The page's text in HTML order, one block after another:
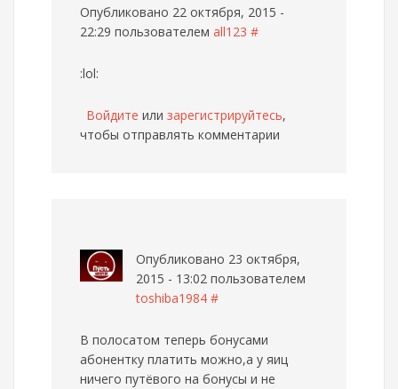
Опубликовано 22 октября, 2015 -
22:29 пользователем all123 #
:lol:
Войдите или зарегистрируйтесь,
чтобы отправлять комментарии
Опубликовано 23 октября,
2015 - 13:02 пользователем
toshiba1984 #
В полосатом теперь бонусами
абонентку платить можно,а у яиц
ничего путёвого на бонусы и не